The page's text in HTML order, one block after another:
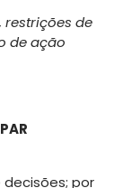
restrições de
de ação
por